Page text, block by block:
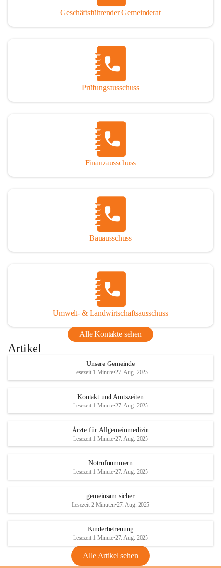
Geschäftsführender Gemeinderat
Prüfungsausschuss
Finanzausschuss
Bauausschuss
Umwelt- & Landwirtschaftsausschuss
Alle Kontakte sehen
Artikel
Unsere Gemeinde
Lesezeit 1 Minute•27. Aug. 2025
Kontakt und Amtszeiten
Lesezeit 1 Minute•27. Aug. 2025
Ärzte für Allgemeinmedizin
Lesezeit 1 Minute•27. Aug. 2025
Notrufnummern
Lesezeit 1 Minute•27. Aug. 2025
gemeinsam.sicher
Lesezeit 2 Minuten•27. Aug. 2025
Kinderbetreuung
Lesezeit 1 Minute•27. Aug. 2025
Alle Artikel sehen